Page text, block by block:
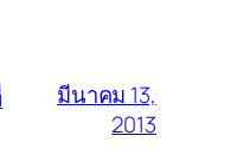
มีนาคม 13,
2013